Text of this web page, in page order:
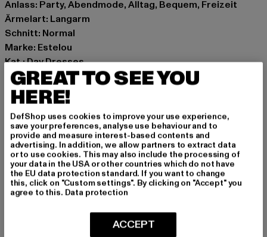
Anlass: Party, Abendmode, Alltag, Bequem, Freizeit
Ärmelart: Langarm
Schnitt: Normal
Marke: Estelou
Kat.: Day Dresses
Farbe: schwarz
Hersteller Farbe: black
Materialzusammensetzung: 95% Polyimid, 5% Elasthan
Art.Nr: EST-D-M-00007
Hersteller: TB International GmbH |info@tbint.de
Dr.-Robert-Murjahn-Straße 7 | 64372 Ober-Ramstadt |
DE
GRÖSSE & PASSFORM
GREAT TO SEE YOU
HERE!
DefShop uses cookies to improve your use experience,
save your preferences, analyse use behaviour and to
provide and measure interest-based contents and
advertising. In addition, we allow partners to extract data
or to use cookies. This may also include the processing of
your data in the USA or other countries which do not have
the EU data protection standard. If you want to change
this, click on "Custom settings". By clicking on "Accept" you
agree to this. Data protection
ACCEPT